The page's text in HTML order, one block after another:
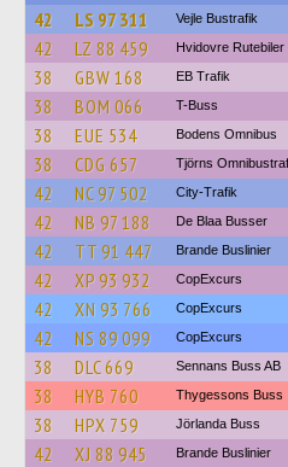
42 LS 97 311 Vejle Bustrafik
42 LZ 88 459 Hvidovre Rutebiler
38 GBW 168 EB Trafik
38 BOM 066 T-Buss
38 EUE 534 Bodens Omnibus
38 CDG 657 Tjörns
42 NC 97 502 City-Trafik
42 NB 97 188 De Blaa Busser
42 TT 91 447 Brande Buslinier
42 XP 93 932 CopExcurs
42 XN 93 766 CopExcurs
42 NS 89 099 CopExcurs
38 DLC 669 Sennans Buss AB
38 HYB 760 Thygessons Buss
38 HPX 759 Jörlanda Buss
42 XJ 88 945 Brande Buslinier